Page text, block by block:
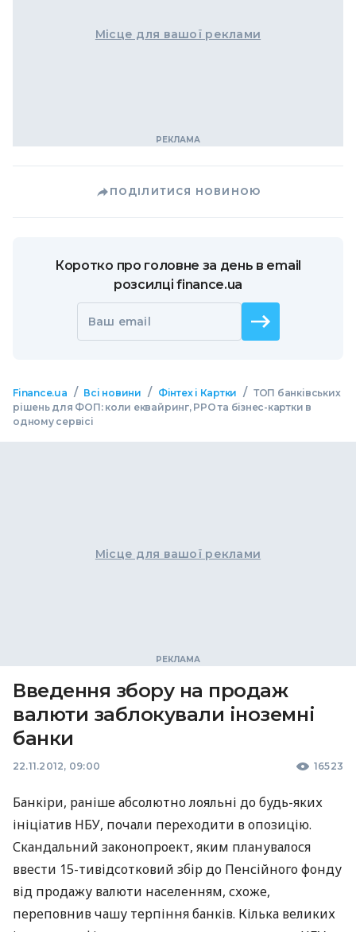
Місце для вашої реклами
ПОДІЛИТИСЯ НОВИНОЮ
Коротко про головне за день в email
розсилці finance.ua
Ваш email
Finance.ua / Всі новини / Фінтех і Картки / ТОП банківських
рішень для ФОП: коли еквайринг, РРО та бізнес-картки в
одному сервісі
Місце для вашої реклами
Введення збору на продаж
валюти заблокували іноземні
банки
22.11.2012, 09:00 16523
Банкіри, раніше абсолютно лояльні до будь-яких
ініціатив НБУ, почали переходити в опозицію.
Скандальний законопроект, яким планувалося
ввести 15-тивідсотковий збір до Пенсійного фонду
від продажу валюти населенням, схоже,
переповнив чашу терпіння банків. Кілька великих